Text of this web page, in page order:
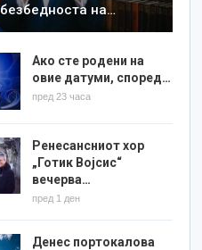
безбедноста на…
Ако сте родени на
овие датуми, според…
пред 23 часа
Ренесансниот хор
„Готик Војсис“
вечерва…
пред 1 ден
Денес портокалова